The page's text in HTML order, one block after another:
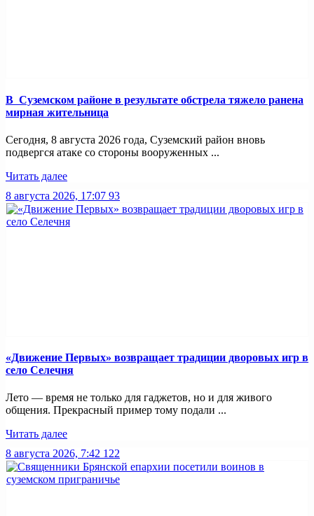
В Суземском районе в результате обстрела тяжело ранена
мирная жительница
Сегодня, 8 августа 2026 года, Суземский район вновь
подвергся атаке со стороны вооруженных ...
Читать далее
8 августа 2026, 17:07 93
«Движение Первых» возвращает традиции дворовых игр в
село Селечня
Лето — время не только для гаджетов, но и для живого
общения. Прекрасный пример тому подали ...
Читать далее
8 августа 2026, 7:42 122